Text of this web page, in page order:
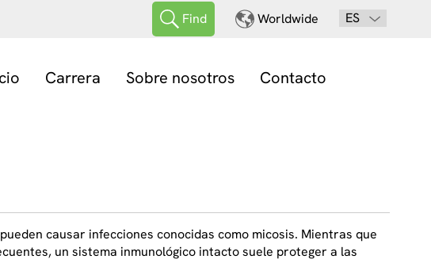
Find Worldwide ES
Carrera Sobre nosotros Contacto
causar infecciones conocidas como micosis. Mientras que
un sistema inmunológico intacto suele proteger a las